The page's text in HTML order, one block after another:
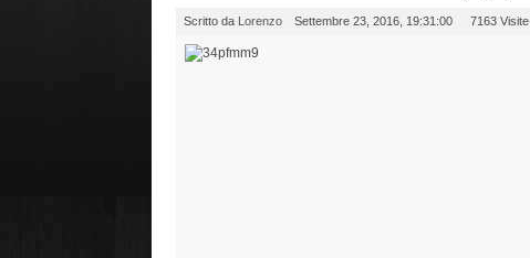
Scritto da Lorenzo Settembre 23, 2016, 19:31:00 7163 Visite